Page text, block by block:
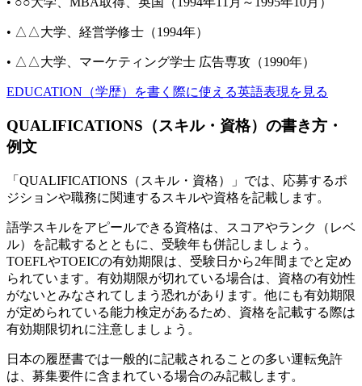
• △△大学、経営学修士（1994年）
• △△大学、マーケティング学士 広告専攻（1990年）
EDUCATION（学歴）を書く際に使える英語表現を見る
QUALIFICATIONS（スキル・資格）の書き方・
例文
「QUALIFICATIONS（スキル・資格）」では、応募するポ
ジションや職務に関連するスキルや資格を記載します。
語学スキルをアピールできる資格は、スコアやランク（レベ
ル）を記載するとともに、受験年も併記しましょう。
TOEFLやTOEICの有効期限は、受験日から2年間までと定め
られています。有効期限が切れている場合は、資格の有効性
がないとみなされてしまう恐れがあります。他にも有効期限
が定められている能力検定があるため、資格を記載する際は
有効期限切れに注意しましょう。
日本の履歴書では一般的に記載されることの多い運転免許
は、募集要件に含まれている場合のみ記載します。